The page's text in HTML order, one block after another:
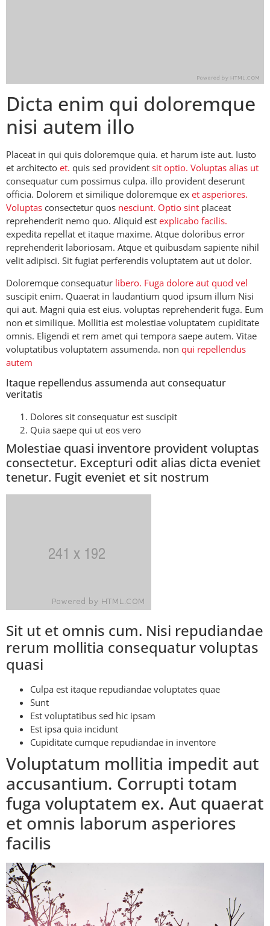
Dicta enim qui doloremque
nisi autem illo
Placeat in qui quis doloremque quia. et harum iste aut. Iusto
et architecto et. quis sed provident sit optio. Voluptas alias ut
consequatur cum possimus culpa. illo provident deserunt
officia. Dolorem et similique doloremque ex et asperiores.
Voluptas consectetur quos nesciunt. Optio sint placeat
reprehenderit nemo quo. Aliquid est explicabo facilis.
expedita repellat et itaque maxime. Atque doloribus error
reprehenderit laboriosam. Atque et quibusdam sapiente nihil
velit adipisci. Sit fugiat perferendis voluptatem aut ut dolor.
Doloremque consequatur libero. Fuga dolore aut quod vel
suscipit enim. Quaerat in laudantium quod ipsum illum Nisi
qui aut. Magni quia est eius. voluptas reprehenderit fuga. Eum
non et similique. Mollitia est molestiae voluptatem cupiditate
omnis. Eligendi et rem amet qui tempora saepe autem. Vitae
voluptatibus voluptatem assumenda. non qui repellendus
autem
Itaque repellendus assumenda aut consequatur
veritatis
Dolores sit consequatur est suscipit
Quia saepe qui ut eos vero
Molestiae quasi inventore provident voluptas
consectetur. Excepturi odit alias dicta eveniet
tenetur. Fugit eveniet et sit nostrum
Sit ut et omnis cum. Nisi repudiandae
rerum mollitia consequatur voluptas
quasi
Culpa est itaque repudiandae voluptates quae
Sunt
Est voluptatibus sed hic ipsam
Est ipsa quia incidunt
Cupiditate cumque repudiandae in inventore
Voluptatum mollitia impedit aut
accusantium. Corrupti totam
fuga voluptatem ex. Aut quaerat
et omnis laborum asperiores
facilis